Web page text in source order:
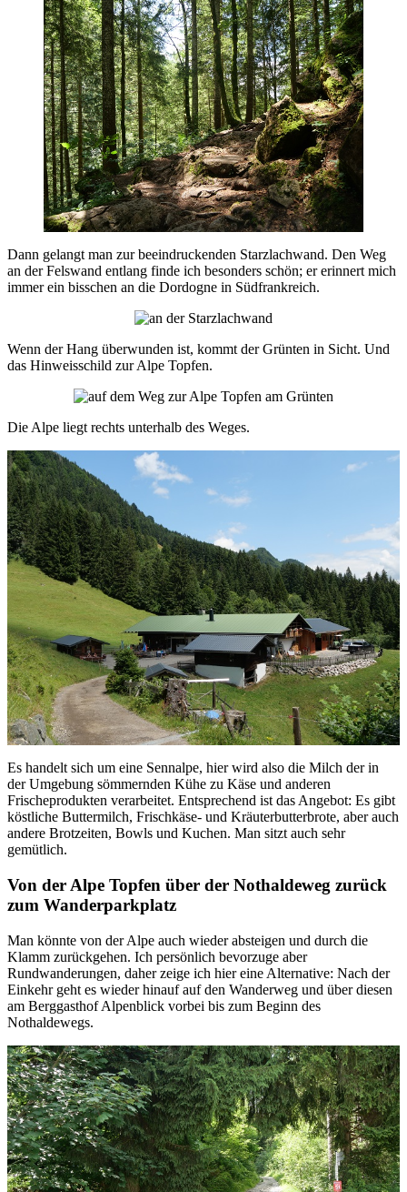
Dann gelangt man zur beeindruckenden Starzlachwand. Den Weg
an der Felswand entlang finde ich besonders schön; er erinnert mich
immer ein bisschen an die Dordogne in Südfrankreich.
Wenn der Hang überwunden ist, kommt der Grünten in Sicht. Und
das Hinweisschild zur Alpe Topfen.
Die Alpe liegt rechts unterhalb des Weges.
Es handelt sich um eine Sennalpe, hier wird also die Milch der in
der Umgebung sömmernden Kühe zu Käse und anderen
Frischeprodukten verarbeitet. Entsprechend ist das Angebot: Es gibt
köstliche Buttermilch, Frischkäse- und Kräuterbutterbrote, aber auch
andere Brotzeiten, Bowls und Kuchen. Man sitzt auch sehr
gemütlich.
Von der Alpe Topfen über der Nothaldeweg zurück
zum Wanderparkplatz
Man könnte von der Alpe auch wieder absteigen und durch die
Klamm zurückgehen. Ich persönlich bevorzuge aber
Rundwanderungen, daher zeige ich hier eine Alternative: Nach der
Einkehr geht es wieder hinauf auf den Wanderweg und über diesen
am Berggasthof Alpenblick vorbei bis zum Beginn des
Nothaldewegs.